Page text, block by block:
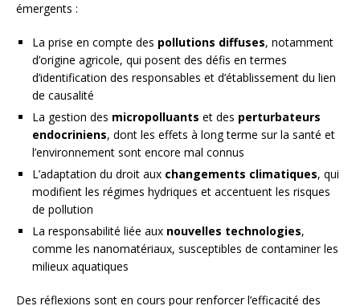
émergents :
La prise en compte des pollutions diffuses, notamment
d’origine agricole, qui posent des défis en termes
d’identification des responsables et d’établissement du lien
de causalité
La gestion des micropolluants et des perturbateurs
endocriniens, dont les effets à long terme sur la santé et
l’environnement sont encore mal connus
L’adaptation du droit aux changements climatiques, qui
modifient les régimes hydriques et accentuent les risques
de pollution
La responsabilité liée aux nouvelles technologies,
comme les nanomatériaux, susceptibles de contaminer les
milieux aquatiques
Des réflexions sont en cours pour renforcer l’efficacité des